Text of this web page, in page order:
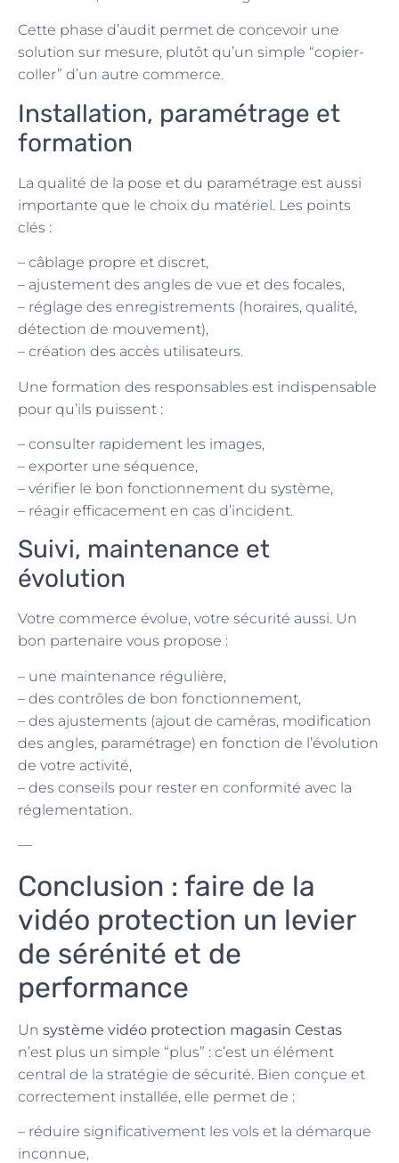
Cette phase d’audit permet de concevoir une
solution sur mesure, plutôt qu’un simple “copier-
coller” d’un autre commerce.
Installation, paramétrage et
formation
La qualité de la pose et du paramétrage est aussi
importante que le choix du matériel. Les points
clés :
– câblage propre et discret,
– ajustement des angles de vue et des focales,
– réglage des enregistrements (horaires, qualité,
détection de mouvement),
– création des accès utilisateurs.
Une formation des responsables est indispensable
pour qu’ils puissent :
– consulter rapidement les images,
– exporter une séquence,
– vérifier le bon fonctionnement du système,
– réagir efficacement en cas d’incident.
Suivi, maintenance et
évolution
Votre commerce évolue, votre sécurité aussi. Un
bon partenaire vous propose :
– une maintenance régulière,
– des contrôles de bon fonctionnement,
– des ajustements (ajout de caméras, modification
des angles, paramétrage) en fonction de l’évolution
de votre activité,
– des conseils pour rester en conformité avec la
réglementation.
—
Conclusion : faire de la
vidéo protection un levier
de sérénité et de
performance
Un système vidéo protection magasin Cestas
n’est plus un simple “plus” : c’est un élément
central de la stratégie de sécurité. Bien conçue et
correctement installée, elle permet de :
– réduire significativement les vols et la démarque
inconnue,